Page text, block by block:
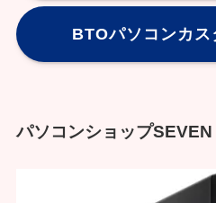
BTOパソコンカ
パソコンショップ